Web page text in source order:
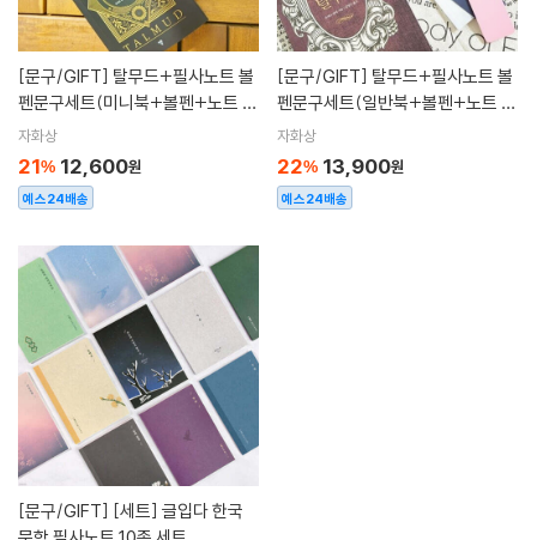
[문구/GIFT]
펜문구세트(미니북+볼펜+노트 세
트)
자화상
21% 12,600원
예스24배송
[문구/GIFT]
펜문구세트(일반북+볼펜+노트 세
트)
자화상
22% 13,900원
예스24배송
[문구/GIFT]